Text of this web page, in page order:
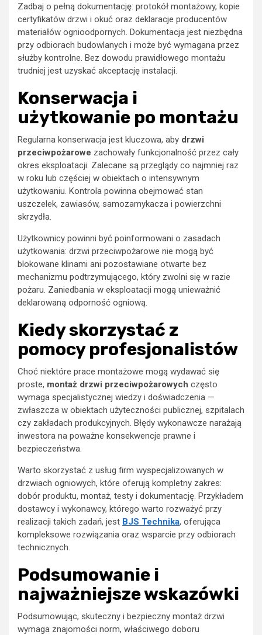
Zadbaj o pełną dokumentację: protokół montażowy, kopie
certyfikatów drzwi i okuć oraz deklaracje producentów
materiałów ognioodpornych. Dokumentacja jest niezbędna
przy odbiorach budowlanych i może być wymagana przez
służby kontrolne. Bez dowodu prawidłowego montażu
trudniej jest uzyskać akceptację instalacji.
Konserwacja i
użytkowanie po montażu
Regularna konserwacja jest kluczowa, aby drzwi
przeciwpożarowe zachowały funkcjonalność przez cały
okres eksploatacji. Zalecane są przeglądy co najmniej raz
w roku lub częściej w obiektach o intensywnym
użytkowaniu. Kontrola powinna obejmować stan
uszczelek, zawiasów, samozamykacza i powierzchni
skrzydła.
Użytkownicy powinni być poinformowani o zasadach
użytkowania: drzwi przeciwpożarowe nie mogą być
blokowane klinami ani pozostawiane otwarte bez
mechanizmu podtrzymującego, który zwolni się w razie
pożaru. Zaniedbania w eksploatacji mogą unieważnić
deklarowaną odporność ogniową.
Kiedy skorzystać z
pomocy profesjonalistów
Choć niektóre prace montażowe mogą wydawać się
proste, montaż drzwi przeciwpożarowych często
wymaga specjalistycznej wiedzy i doświadczenia —
zwłaszcza w obiektach użyteczności publicznej, szpitalach
czy zakładach produkcyjnych. Błędy wykonawcze narażają
inwestora na poważne konsekwencje prawne i
bezpieczeństwa.
Warto skorzystać z usług firm wyspecjalizowanych w
drzwiach ogniowych, które oferują kompletny zakres:
dobór produktu, montaż, testy i dokumentację. Przykładem
dostawcy i wykonawcy, którego warto rozważyć przy
realizacji takich zadań, jest BJS Technika, oferująca
kompleksowe rozwiązania oraz wsparcie przy odbiorach
technicznych.
Podsumowanie i
najważniejsze wskazówki
Podsumowując, skuteczny i bezpieczny montaż drzwi
wymaga znajomości norm, właściwego doboru